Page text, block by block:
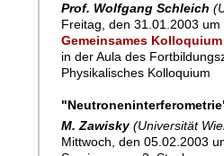
Prof. Wolfgang Schleich
Freitag, den 31.01.2003
Gemeinsames
in der Aula des
Physikalisches Kolloquium
M. Zawisky (Universität
Mittwoch, den 05.02.2003